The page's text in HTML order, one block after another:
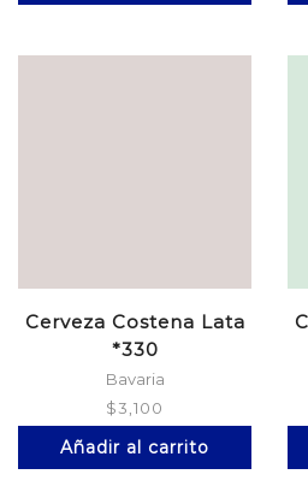
Cerveza Costena Lata
*330
Bavaria
$3,100
Añadir al carrito